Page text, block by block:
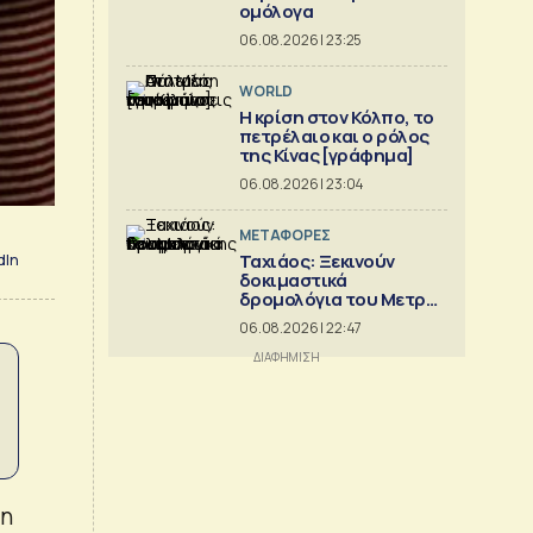
ομόλογα
06.08.2026 | 23:25
WORLD
Η κρίση στoν Κόλπο, το
πετρέλαιο και ο ρόλος
της Κίνας [γράφημα]
06.08.2026 | 23:04
ΜΕΤΑΦΟΡΕΣ
Ταχιάος: Ξεκινούν
δοκιμαστικά
δρομολόγια του Μετρό
Θεσσαλονίκης προς
Καλαμαριά
06.08.2026 | 22:47